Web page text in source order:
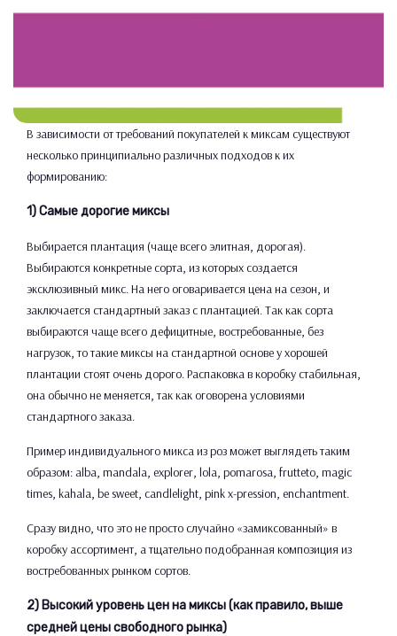
В зависимости от требований покупателей к миксам существуют
несколько принципиально различных подходов к их
формированию:
1) Самые дорогие миксы
Выбирается плантация (чаще всего элитная, дорогая).
Выбираются конкретные сорта, из которых создается
эксклюзивный микс. На него оговаривается цена на сезон, и
заключается стандартный заказ с плантацией. Так как сорта
выбираются чаще всего дефицитные, востребованные, без
нагрузок, то такие миксы на стандартной основе у хорошей
плантации стоят очень дорого. Распаковка в коробку стабильная,
она обычно не меняется, так как оговорена условиями
стандартного заказа.
Пример индивидуального микса из роз может выглядеть таким
образом: alba, mandala, explorer, lola, pomarosa, frutteto, magic
times, kahala, be sweet, candlelight, pink x-pression, enchantment.
Сразу видно, что это не просто случайно «замиксованный» в
коробку ассортимент, а тщательно подобранная композиция из
востребованных рынком сортов.
2) Высокий уровень цен на миксы (как правило, выше
средней цены свободного рынка)